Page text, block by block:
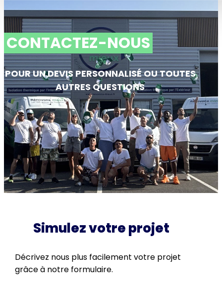
CONTACTEZ-NOUS
POUR UN DEVIS PERSONNALISÉ OU TOUTES
AUTRES QUESTIONS
Simulez votre projet
Décrivez nous plus facilement votre projet
grâce à notre formulaire.